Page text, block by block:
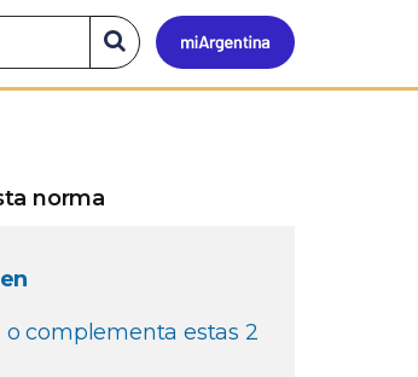
Mi
Buscar
en
el
norma
o complementa estas 2